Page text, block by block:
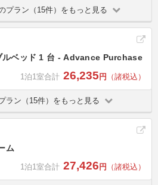
プラン（15件）をもっと見る
ルベッド 1 台 - Advance Purchase
1泊1室合計 26,235 円 （諸税込）
ラン（15件）をもっと見る
ム
1泊1室合計 27,426 円 （諸税込）